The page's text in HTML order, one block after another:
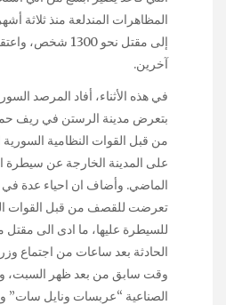
المظاهرات المندلعة منذ ثلاثة
آخرين.
في هذه الأثناء، أفاد المرصد
بتعرض مدينة الرستن في ريف
من قبل القوات النظامية
على المدينة الخارجة عن سيطرة
الماضي. وأضاف ان احياء عدة
تعرضت للقصف من قبل القوات
للسيطرة عليها، ما ادى الى مقتل
الحادثة بعد ساعات من اجتماع
وقت سابق من بعد ظهر السبت،
الصناعية “عربسات ونايل سات”